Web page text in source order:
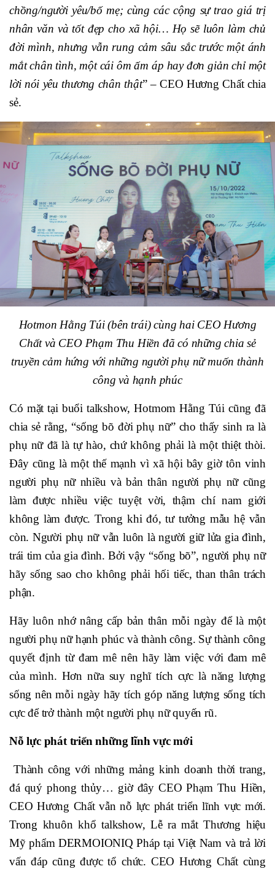
chồng/người yêu/bố mẹ; cùng các cộng sự trao giá trị
nhân văn và tốt đẹp cho xã hội… Họ sẽ luôn làm chủ
đời mình, nhưng vẫn rung cảm sâu sắc trước một ánh
mắt chân tình, một cái ôm ấm áp hay đơn giản chỉ một
lời nói yêu thương chân thật” – CEO Hương Chất chia
sẻ.
Hotmon Hằng Túi (bên trái) cùng hai CEO Hương
Chất và CEO Phạm Thu Hiền đã có những chia sẻ
truyền cảm hứng với những người phụ nữ muốn thành
công và hạnh phúc
Có mặt tại buổi talkshow, Hotmom Hằng Túi cũng đã
chia sẻ rằng, “sống bõ đời phụ nữ” cho thấy sinh ra là
phụ nữ đã là tự hào, chứ không phải là một thiệt thòi.
Đây cũng là một thế mạnh vì xã hội bây giờ tôn vinh
người phụ nữ nhiều và bản thân người phụ nữ cũng
làm được nhiều việc tuyệt vời, thậm chí nam giới
không làm được. Trong khi đó, tư tưởng mẫu hệ vẫn
còn. Người phụ nữ vẫn luôn là người giữ lửa gia đình,
trái tim của gia đình. Bởi vậy “sống bõ”, người phụ nữ
hãy sống sao cho không phải hối tiếc, than thân trách
phận.
Hãy luôn nhớ nâng cấp bản thân mỗi ngày để là một
người phụ nữ hạnh phúc và thành công. Sự thành công
quyết định từ đam mê nên hãy làm việc với đam mê
của mình. Hơn nữa suy nghĩ tích cực là năng lượng
sống nên mỗi ngày hãy tích góp năng lượng sống tích
cực để trở thành một người phụ nữ quyến rũ.
Nỗ lực phát triển những lĩnh vực mới
Thành công với những mảng kinh doanh thời trang,
đá quý phong thủy… giờ đây CEO Phạm Thu Hiền,
CEO Hương Chất vẫn nỗ lực phát triển lĩnh vực mới.
Trong khuôn khổ talkshow, Lễ ra mắt Thương hiệu
Mỹ phẩm DERMOIONIQ Pháp tại Việt Nam và trả lời
vấn đáp cũng được tổ chức. CEO Hương Chất cùng